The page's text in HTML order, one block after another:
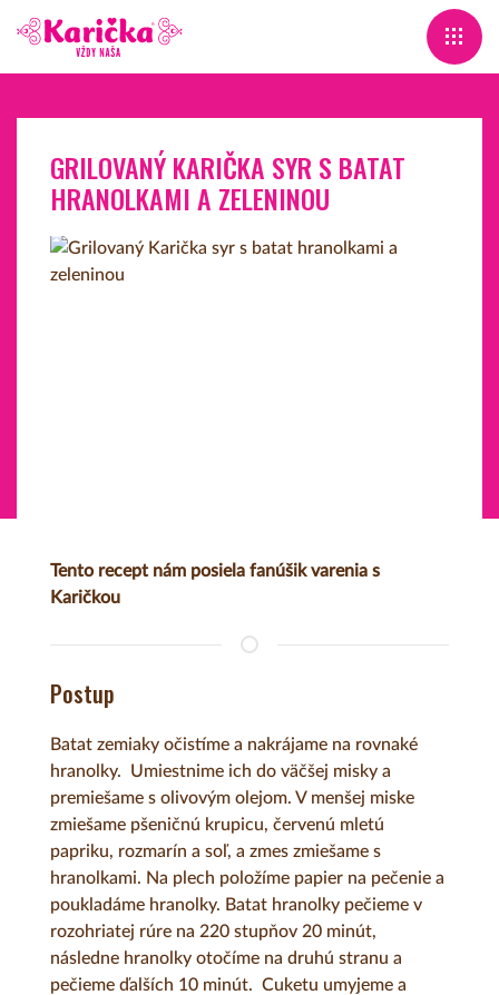
GRILOVANÝ KARIČKA SYR S BATAT
HRANOLKAMI A ZELENINOU
Tento recept nám posiela fanúšik varenia s
Karičkou
Postup
Batat zemiaky očistíme a nakrájame na rovnaké
hranolky.
Umiestnime ich do väčšej misky a
premiešame s olivovým olejom. V menšej miske
zmiešame pšeničnú krupicu, červenú mletú
papriku, rozmarín a soľ, a zmes zmiešame s
hranolkami. Na plech položíme papier na pečenie a
poukladáme hranolky. Batat hranolky pečieme v
rozohriatej rúre na 220 stupňov 20 minút,
následne hranolky otočíme na druhú stranu a
pečieme ďalších 10 minút. Cuketu umyjeme a